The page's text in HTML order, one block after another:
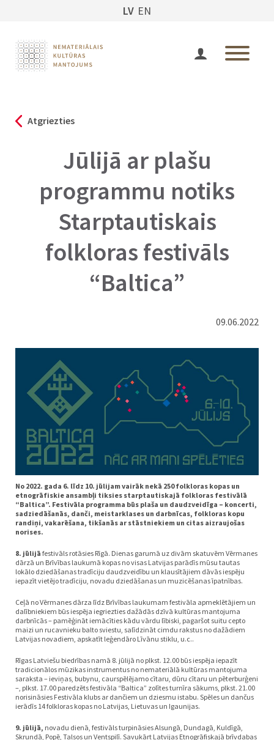
LV EN
Atgriezties
Jūlijā ar plašu
programmu notiks
Starptautiskais
folkloras festivāls
“Baltica”
09.06.2022
No 2022. gada 6. līdz 10. jūlijam vairāk nekā 250 folkloras kopas un
etnogrāfiskie ansambļi tiksies starptautiskajā folkloras festivālā
“Baltica”. Festivāla programma būs plaša un daudzveidīga – koncerti,
sadziedāšanās, danči, meistarklases un darbnīcas, folkloras kopu
randiņi, vakarēšana, tikšanās ar stāstniekiem un citas aizraujošas
norises.
8. jūlijā festivāls rotāsies Rīgā. Dienas garumā uz divām skatuvēm Vērmanes
dārzā un Brīvības laukumā kopas no visas Latvijas parādīs mūsu tautas
lokālo dziedāšanas tradīciju daudzveidību un klausītājiem dāvās iespēju
iepazīt vietējo tradīciju, novadu dziedāšanas un muzicēšanas īpatnības.
Ceļā no Vērmanes dārza līdz Brīvības laukumam festivāla apmeklētājiem un
dalībniekiem būs iespēja iegriezties dažādās dzīvā kultūras mantojuma
darbnīcās – pamēģināt iemācīties kādu vārdu lībiski, pagaršot suitu cepto
maizi un rucavnieku balto sviestu, salīdzināt cimdu rakstus no dažādiem
Latvijas novadiem, apskatīt leģendāro Līvānu stiklu, u.c..
Rīgas Latviešu biedrības namā 8. jūlijā no plkst. 12.00 būs iespēja iepazīt
tradicionālos mūzikas instrumentus no nemateriālā kultūras mantojuma
saraksta – ieviņas, bubynu, caurspēlējamo cītaru, dūru cītaru un pēterburģeni
–, plkst. 17.00 paredzēts festivāla “Baltica” zolītes turnīra sākums, plkst. 21.00
norisināsies Festivāla klubs ar dančiem un dziesmu istabu. Spēles un dančus
ierādīs 14 folkloras kopas no Latvijas, Lietuvas un Igaunijas.
9. jūlijā, novadu dienā, festivāls turpināsies Alsungā, Dundagā, Kuldīgā,
Skrundā, Popē, Talsos un Ventspilī. Savukārt Latvijas Etnogrāfiskajā brīvdabas